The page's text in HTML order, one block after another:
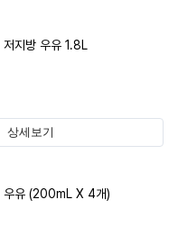
지방 우유 1.8L
상세보기
우유 (200mL X 4개)